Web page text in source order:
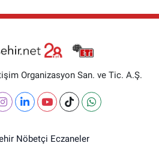
Organizasyon San. ve Tic. A.Ş.
Nöbetçi Eczaneler